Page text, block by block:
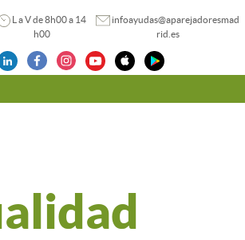
L a V de 8h00 a 14
h00
infoayudas@aparejadoresmad
rid.es